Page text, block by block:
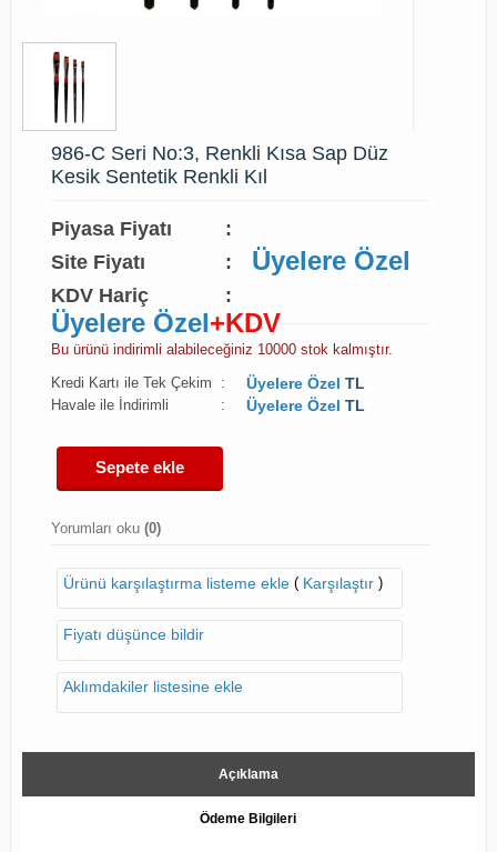
986-C Seri No:3, Renkli Kısa Sap Düz
Kesik Sentetik Renkli Kıl
Piyasa Fiyatı
:
Site Fiyatı
: Üyelere Özel
KDV Hariç :
Üyelere Özel+KDV
Bu ürünü indirimli alabileceğiniz 10000 stok kalmıştır.
Kredi Kartı ile Tek Çekim
: Üyelere Özel TL
Havale ile İndirimli : Üyelere Özel TL
Sepete ekle
Yorumları oku (0)
Ürünü karşılaştırma listeme ekle( Karşılaştır)
Fiyatı düşünce bildir
Aklımdakiler listesine ekle
Açıklama
Ödeme Bilgileri